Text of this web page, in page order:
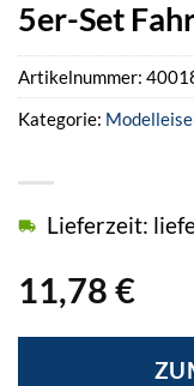
5er-Set
11,78 €
Lieferzeit:
Artikelnummer:
Kategorie: